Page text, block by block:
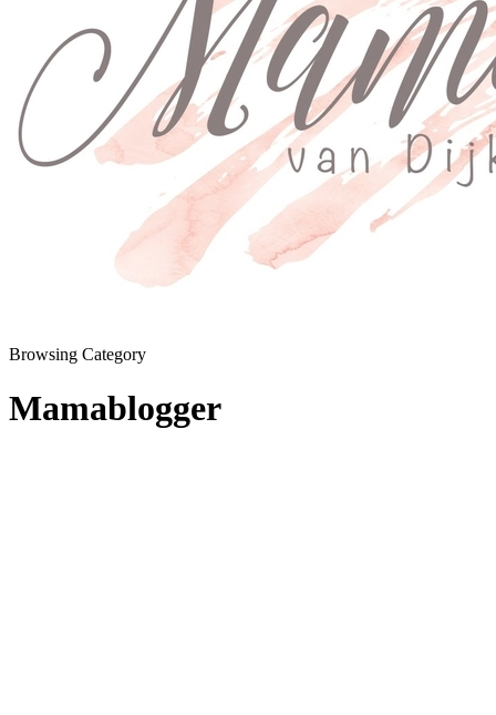
Browsing Category
Mamablogger